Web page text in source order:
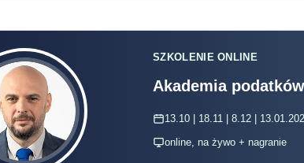
SZKOLENIE ONLINE
Akademia
13.10 | 18.11 | 8.12 |
online, na żywo + nagranie